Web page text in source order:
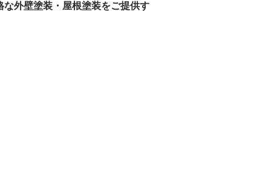
外壁塗装・ 屋根塗装をご提供す